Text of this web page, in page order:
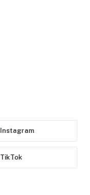
Instagram
TikTok